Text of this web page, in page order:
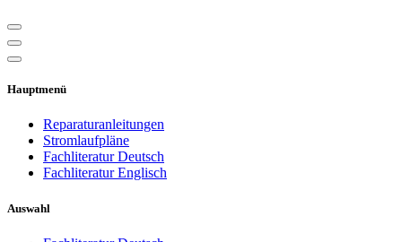
Hauptmenü
Reparaturanleitungen
Stromlaufpläne
Fachliteratur Deutsch
Fachliteratur Englisch
Auswahl